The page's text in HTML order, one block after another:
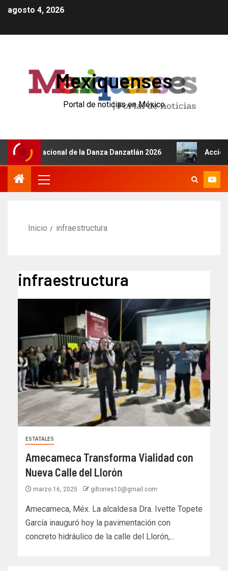
agosto 4, 2026
Mexiquenses
Portal de noticias en México
Internacional de la Danza Danzatlán 2026 Accidente
Inicio infraestructura
infraestructura
ESTATALES
Amecameca Transforma Vialidad con
Nueva Calle del Llorón
marzo 16, 2025 giltorres10@gmail.com
Amecameca, Méx. La alcaldesa Dra. Ivette Topete
García inauguró hoy la pavimentación con
concreto hidráulico de la calle del Llorón,...